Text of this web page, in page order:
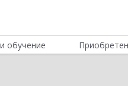
обучение